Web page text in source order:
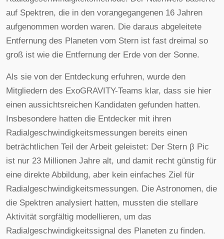
auf Spektren, die in den vorangegangenen 16 Jahren
aufgenommen worden waren. Die daraus abgeleitete
Entfernung des Planeten vom Stern ist fast dreimal so
groß ist wie die Entfernung der Erde von der Sonne.
Als sie von der Entdeckung erfuhren, wurde den
Mitgliedern des ExoGRAVITY-Teams klar, dass sie hier
einen aussichtsreichen Kandidaten gefunden hatten.
Insbesondere hatten die Entdecker mit ihren
Radialgeschwindigkeitsmessungen bereits einen
beträchtlichen Teil der Arbeit geleistet: Der Stern β Pic
ist nur 23 Millionen Jahre alt, und damit recht günstig für
eine direkte Abbildung, aber kein einfaches Ziel für
Radialgeschwindigkeitsmessungen. Die Astronomen, die
die Spektren analysiert hatten, mussten die stellare
Aktivität sorgfältig modellieren, um das
Radialgeschwindigkeitssignal des Planeten zu finden.